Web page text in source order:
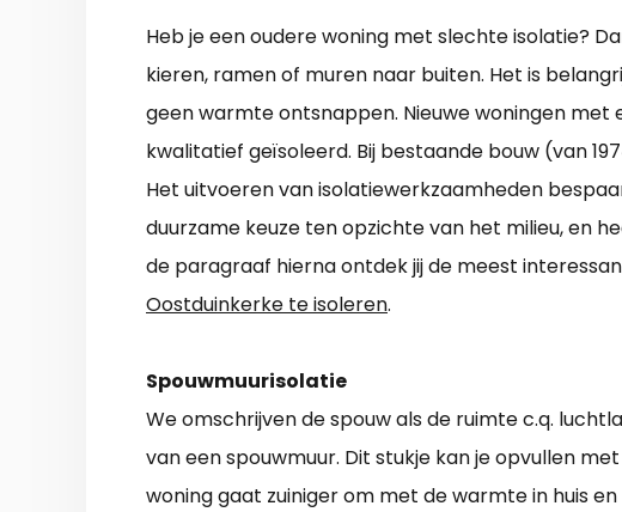
Heb je een oudere woning met slechte isolatie?
kieren, ramen of muren naar buiten. Het is
geen warmte ontsnappen. Nieuwe woningen met
kwalitatief geïsoleerd. Bij bestaande bouw (van
Het uitvoeren van isolatiewerkzaamheden
duurzame keuze ten opzichte van het milieu, en
de paragraaf hierna ontdek jij de meest
Oostduinkerke te isoleren.
Spouwmuurisolatie
We omschrijven de spouw als de ruimte c.q.
van een spouwmuur. Dit stukje kan je opvullen
woning gaat zuiniger om met de warmte in huis